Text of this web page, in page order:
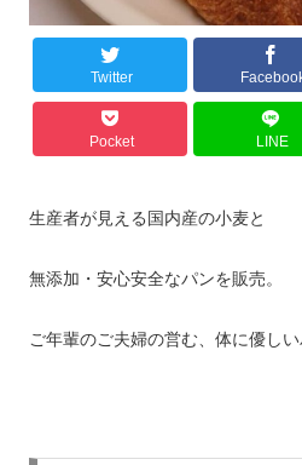
Twitter
Pocket LINE
生産者が見える国内産の小麦と
無添加・安心安全なパンを販売。
ご年輩のご夫婦の営む、体に優し